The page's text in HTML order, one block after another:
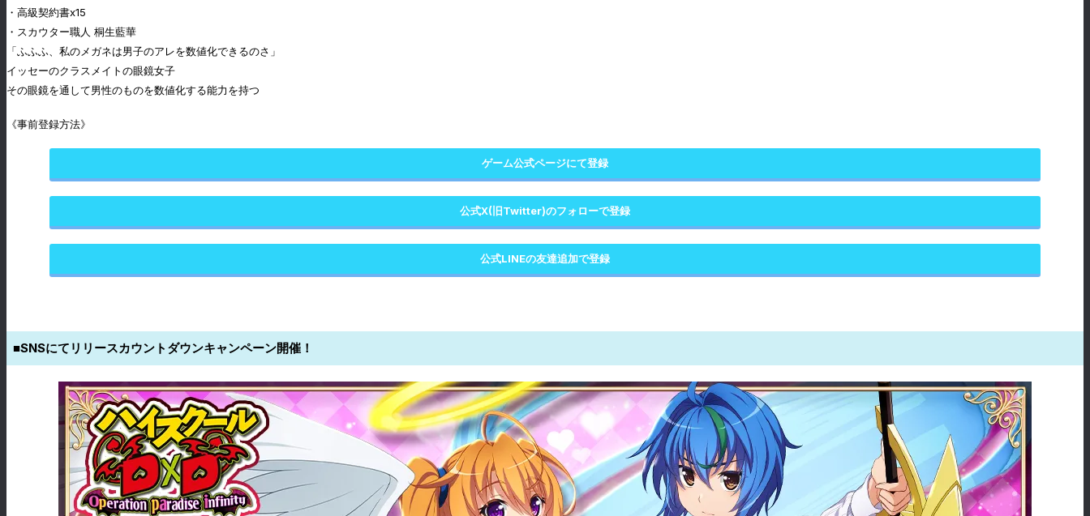
・高級契約書x15
・スカウター職人 桐生藍華
「ふふふ、私のメガネは男子のアレを数値化できるのさ」
イッセーのクラスメイトの眼鏡女子
その眼鏡を通して男性のものを数値化する能力を持つ
《事前登録方法》
ゲーム公式ページにて登録
公式X(旧Twitter)のフォローで登録
公式LINEの友達追加で登録
■SNSにてリリースカウントダウンキャンペーン開催！